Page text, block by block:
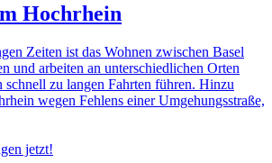
Hochrhein
Zeiten ist das Wohnen zwischen Basel
und arbeiten an unterschiedlichen Orten
zu langen Fahrten führen. Hinzu
wegen Fehlens einer Umgehungsstraße,